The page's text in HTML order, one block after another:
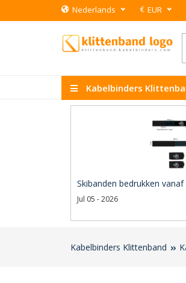
Nederlands € EUR
Kabelbinders
Skibanden bedrukken
Jul 05 - 2026
Kabelbinders Klittenband